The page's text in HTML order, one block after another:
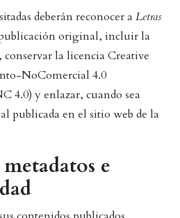
deberán reconocer a Letras
original, incluir la
la licencia Creative
NoComercial 4.0
4.0) y enlazar, cuando sea
publicada en el sitio web de la
e